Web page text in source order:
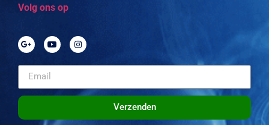
Volg ons op
Verzenden